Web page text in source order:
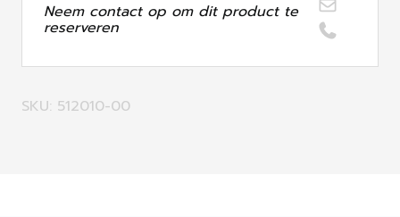
Neem contact op om dit product te
reserveren
SKU: 512010-00